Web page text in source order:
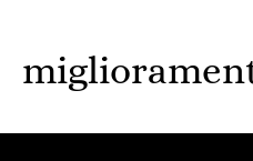
to
content